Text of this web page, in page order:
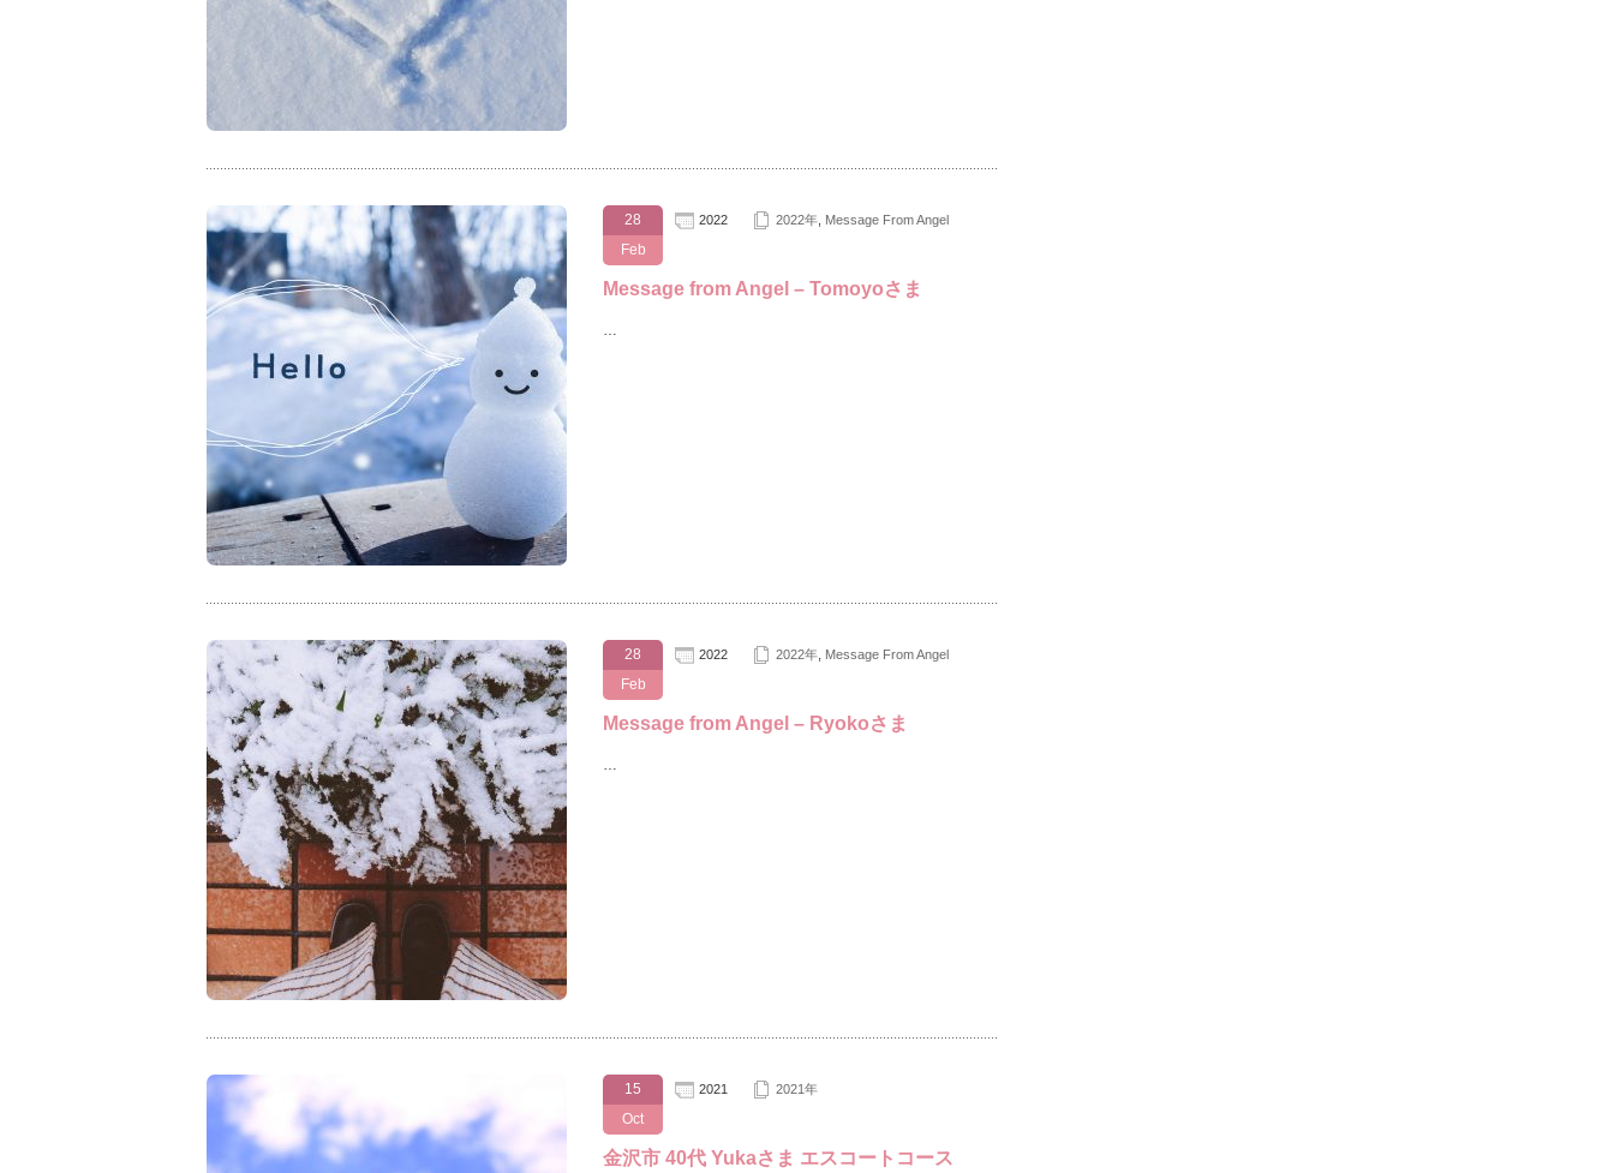
28
Feb
2022 2022年 Message From Angel
Message from Angel – Tomoyoさま
…
28
Feb
2022 2022年 Message From Angel
Message from Angel – Ryokoさま
…
15
Oct
2021 2021年
金沢市 40代 Yukaさま エスコートコース